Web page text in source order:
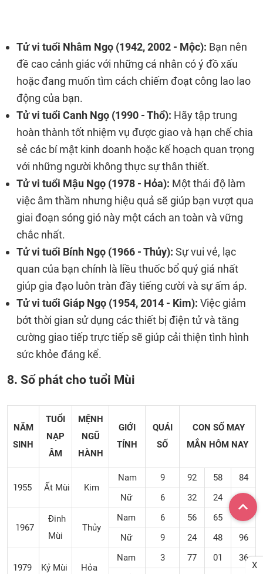
Tử vi tuổi Nhâm Ngọ (1942, 2002 - Mộc): Bạn nên
đề cao cảnh giác với những cá nhân có ý đồ xấu
hoặc đang muốn tìm cách chiếm đoạt công lao lao
động của bạn.
Tử vi tuổi Canh Ngọ (1990 - Thổ): Hãy tập trung
hoàn thành tốt nhiệm vụ được giao và hạn chế chia
sẻ các bí mật kinh doanh hoặc kế hoạch quan trọng
với những người không thực sự thân thiết.
Tử vi tuổi Mậu Ngọ (1978 - Hỏa): Một thái độ làm
việc âm thầm nhưng hiệu quả sẽ giúp bạn vượt qua
giai đoạn sóng gió này một cách an toàn và vững
chắc nhất.
Tử vi tuổi Bính Ngọ (1966 - Thủy): Sự vui vẻ, lạc
quan của bạn chính là liều thuốc bổ quý giá nhất
giúp gia đạo luôn tràn đầy tiếng cười và sự ấm áp.
Tử vi tuổi Giáp Ngọ (1954, 2014 - Kim): Việc giảm
bớt thời gian sử dụng các thiết bị điện tử và tăng
cường giao tiếp trực tiếp sẽ giúp cải thiện tình hình
sức khỏe đáng kể.
8. Số phát cho tuổi Mùi
NĂM
SINH
TUỔI
NẠP
ÂM
MỆNH
NGŨ
HÀNH
GIỚI
TÍNH
QUÁI
SỐ
CON SỐ MAY
MẮN HÔM NAY
1955 Ất Mùi Kim
Nam 9 92 58
84
Nữ
6 32 24 49
1967
Đinh
Mùi
Thủy
Nam 6 56 65
73
Nữ
9 24 48 96
1979 Kỷ Mùi Hỏa
Nam 3 77 01
36
X